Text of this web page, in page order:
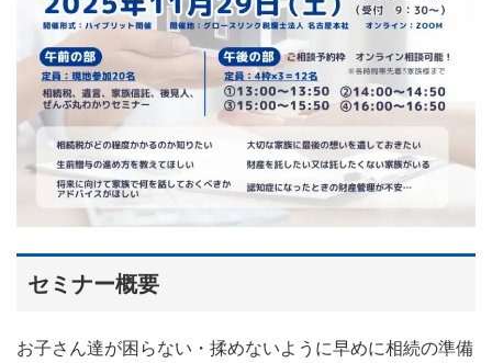
セミナー概要
お子さん達が困らない・揉めないように早めに相続の準備